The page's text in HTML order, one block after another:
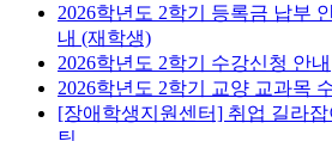
2026학년도 2학기 등록금 납부
내 (재학생)
2026학년도 2학기 수강신청 안내
2026학년도 2학기 교양 교과목
[장애학생지원센터] 취업 길라